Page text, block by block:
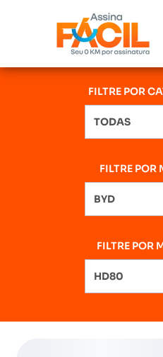
FILTRE POR
TODAS
FILTRE POR
BYD
FILTRE POR
HD80